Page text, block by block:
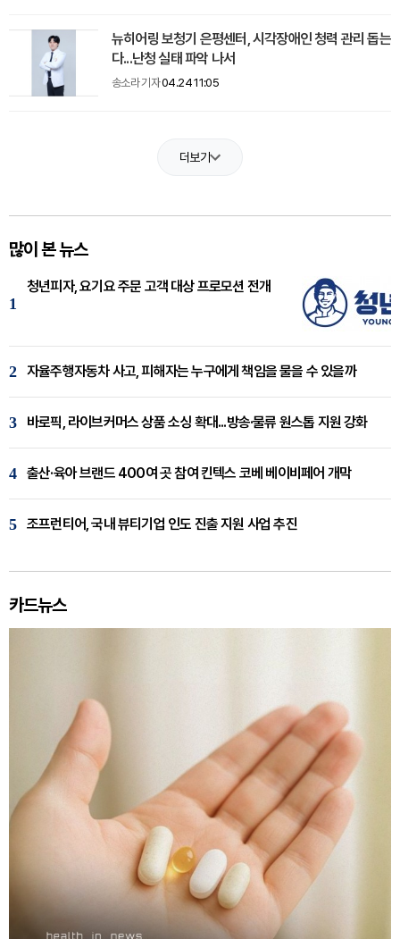
뉴히어링 보청기 은평센터, 시각장애인 청력 관리 돕는
다...난청 실태 파악 나서
송소라 기자04.24 11:05
더보기
많이 본 뉴스
1
청년피자, 요기요 주문 고객 대상 프로모션 전개
2 자율주행자동차 사고, 피해자는 누구에게 책임을 물을 수 있을까
3 바로픽, 라이브커머스 상품 소싱 확대...방송·물류 원스톱 지원 강화
4 출산·육아 브랜드 400여 곳 참여 킨텍스 코베 베이비페어 개막
5 조프런티어, 국내 뷰티기업 인도 진출 지원 사업 추진
카드뉴스